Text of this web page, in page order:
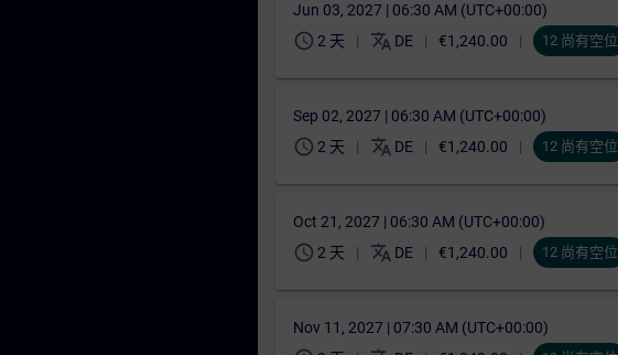
Jun 03, 2027 | 06:30 AM (UTC+00:00)
schedule 2 天 translate DE €1,240.00 12 尚有空位
Sep 02, 2027 | 06:30 AM (UTC+00:00)
schedule 2 天 translate DE €1,240.00 12 尚有空位
Oct 21, 2027 | 06:30 AM (UTC+00:00)
schedule 2 天 translate DE €1,240.00 12 尚有空位
Nov 11, 2027 | 07:30 AM (UTC+00:00)